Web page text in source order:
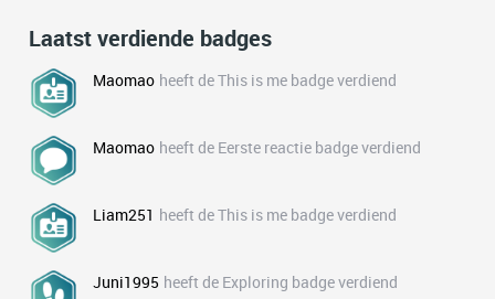
Laatst verdiende badges
Maomao heeft de This is me badge verdiend
Maomao heeft de Eerste reactie badge verdiend
Liam251 heeft de This is me badge verdiend
Juni1995 heeft de Exploring badge verdiend